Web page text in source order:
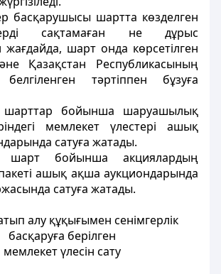
басқарушысы шартта көзделген
сақтамаған не дұрыс
шарт онда көрсетілген
Қазақстан Республикасының
тәртіппен бұзуға
шарттар бойынша шаруашылық
мемлекет үлестері ашық
сатуға жатады.
шарт бойынша акциялардың
ашық ақша аукциондарында
сатуға жатады.
алу құқығымен сенімгерлік
басқаруға берілген
мемлекет үлесін сату